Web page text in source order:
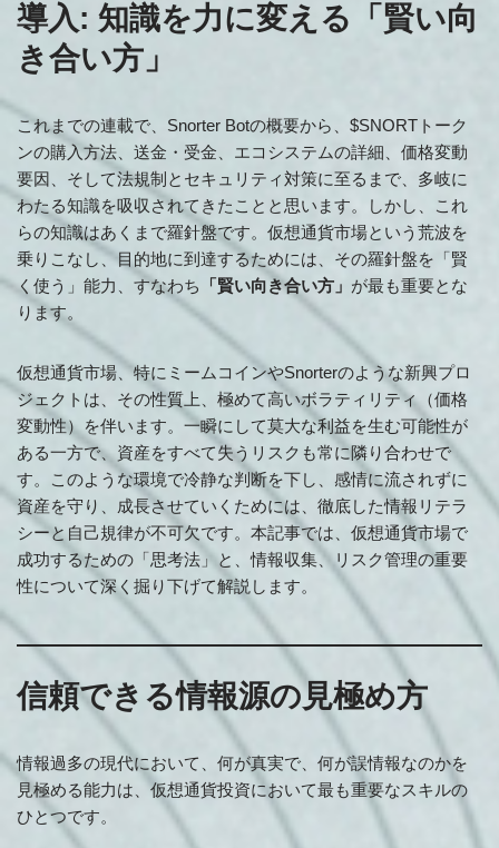
導入: 知識を力に変える「賢い向
き合い方」
これまでの連載で、Snorter Botの概要から、$SNORTトーク
ンの購入方法、送金・受金、エコシステムの詳細、価格変動
要因、そして法規制とセキュリティ対策に至るまで、多岐に
わたる知識を吸収されてきたことと思います。しかし、これ
らの知識はあくまで羅針盤です。仮想通貨市場という荒波を
乗りこなし、目的地に到達するためには、その羅針盤を「賢
く使う」能力、すなわち
「賢い向き合い方」 が最も重要とな
ります。
仮想通貨市場、特にミームコインやSnorterのような新興プロ
ジェクトは、その性質上、極めて高いボラティリティ（価格
変動性）を伴います。一瞬にして莫大な利益を生む可能性が
ある一方で、資産をすべて失うリスクも常に隣り合わせで
す。このような環境で冷静な判断を下し、感情に流されずに
資産を守り、成長させていくためには、徹底した情報リテラ
シーと自己規律が不可欠です。本記事では、仮想通貨市場で
成功するための「思考法」と、情報収集、リスク管理の重要
性について深く掘り下げて解説します。
信頼できる情報源の見極め方
情報過多の現代において、何が真実で、何が誤情報なのかを
見極める能力は、仮想通貨投資において最も重要なスキルの
ひとつです。